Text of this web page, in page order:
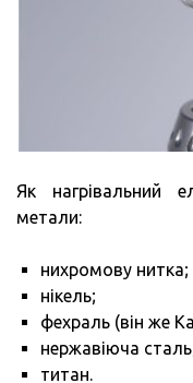
Як нагрівальний
метали:
нихромову нитка;
нікель;
фехраль (він же
нержавіюча
титан.